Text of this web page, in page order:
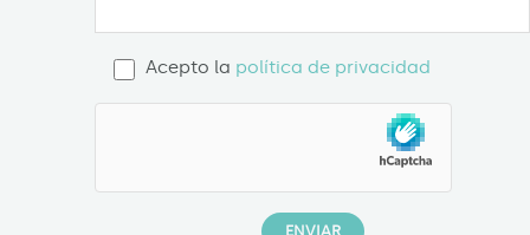
Acepto la política de privacidad